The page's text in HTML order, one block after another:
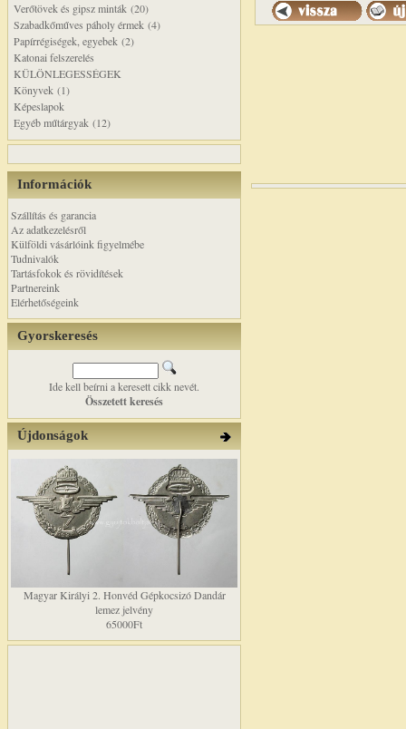
Verőtövek és gipsz minták (20)
Szabadkőműves páholy érmek (4)
Papírrégiségek, egyebek (2)
Katonai felszerelés
KÜLÖNLEGESSÉGEK
Könyvek (1)
Képeslapok
Egyéb műtárgyak (12)
Információk
Szállítás és garancia
Az adatkezelésről
Külföldi vásárlóink figyelmébe
Tudnivalók
Tartásfokok és rövidítések
Partnereink
Elérhetőségeink
Gyorskeresés
Ide kell beírni a keresett cikk nevét.
Összetett keresés
Újdonságok
Magyar Királyi 2. Honvéd Gépkocsizó Dandár
lemez jelvény
65000Ft